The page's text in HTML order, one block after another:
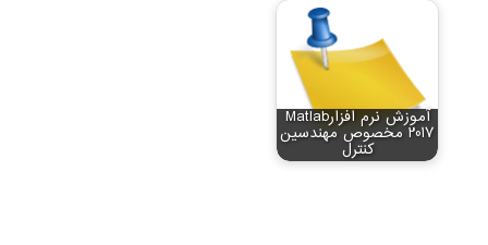
آموزش نرم افزارMatlab
2017 مخصوص مهندسین
کنترل